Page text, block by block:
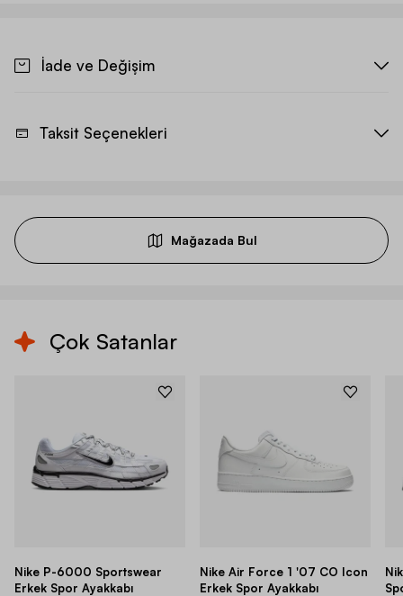
İade ve Değişim
Taksit Seçenekleri
Mağazada Bul
Çok Satanlar
Nike P-6000 Sportswear
Erkek Spor Ayakkabı
Nike Air Force 1 '07 CO Icon
Erkek Spor Ayakkabı